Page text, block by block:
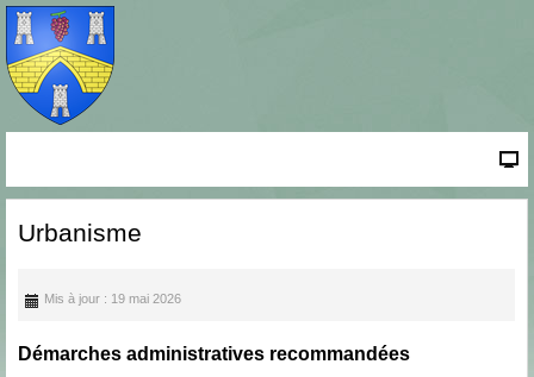
Urbanisme
Mis à jour : 19 mai 2026
Démarches administratives recommandées